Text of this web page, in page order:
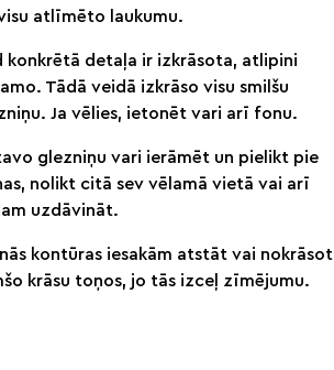
atlīmēto laukumu.
konkrētā detaļa ir izkrāsota, atlipini
Tādā veidā izkrāso visu smilšu
Ja vēlies, ietonēt vari arī fonu.
glezniņu vari ierāmēt un pielikt pie
nolikt citā sev vēlamā vietā vai arī
uzdāvināt.
kontūras iesakām atstāt vai nokrāsot
krāsu toņos, jo tās izceļ zīmējumu.